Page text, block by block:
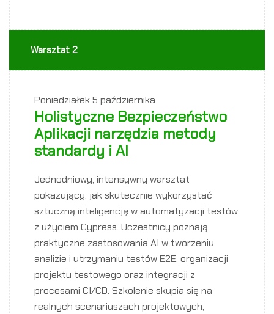
Warsztat 2
Poniedziałek5 października
Holistyczne Bezpieczeństwo
Aplikacji narzędzia metody
standardy i AI
Jednodniowy, intensywny warsztat
pokazujący, jak skutecznie wykorzystać
sztuczną inteligencję w automatyzacji testów
z użyciem Cypress. Uczestnicy poznają
praktyczne zastosowania AI w tworzeniu,
analizie i utrzymaniu testów E2E, organizacji
projektu testowego oraz integracji z
procesami CI/CD. Szkolenie skupia się na
realnych scenariuszach projektowych,